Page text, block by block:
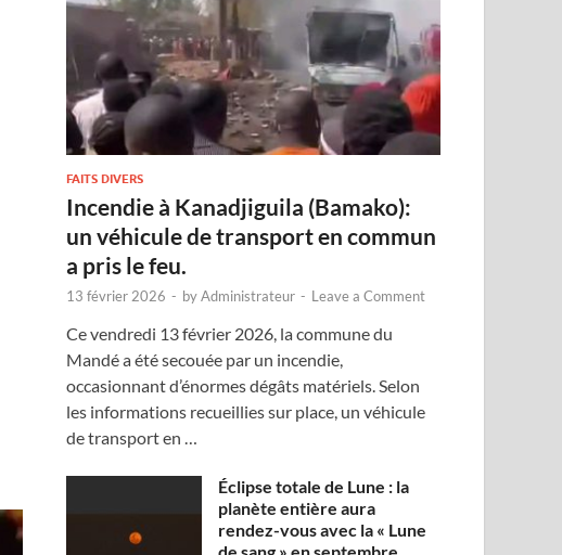
FAITS DIVERS
Incendie à Kanadjiguila (Bamako):
un véhicule de transport en commun
a pris le feu.
13 février 2026 - byAdministrateur - Leave a Comment
Ce vendredi 13 février 2026, la commune du
Mandé a été secouée par un incendie,
occasionnant d’énormes dégâts matériels. Selon
les informations recueillies sur place, un véhicule
de transport en …
Éclipse totale de Lune : la
planète entière aura
rendez-vous avec la « Lune